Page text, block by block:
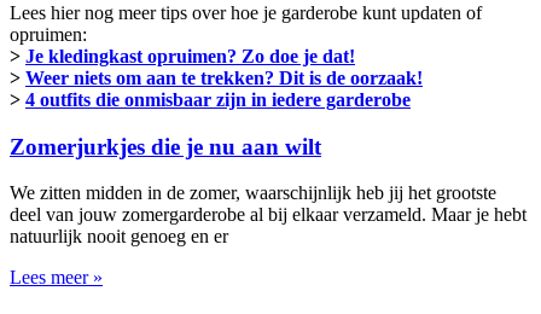
Lees hier nog meer tips over hoe je garderobe kunt updaten of
opruimen:
> Je kledingkast opruimen? Zo doe je dat!
> Weer niets om aan te trekken? Dit is de oorzaak!
> 4 outfits die onmisbaar zijn in iedere garderobe
Zomerjurkjes die je nu aan wilt
We zitten midden in de zomer, waarschijnlijk heb jij het grootste
deel van jouw zomergarderobe al bij elkaar verzameld. Maar je hebt
natuurlijk nooit genoeg en er
Lees meer »